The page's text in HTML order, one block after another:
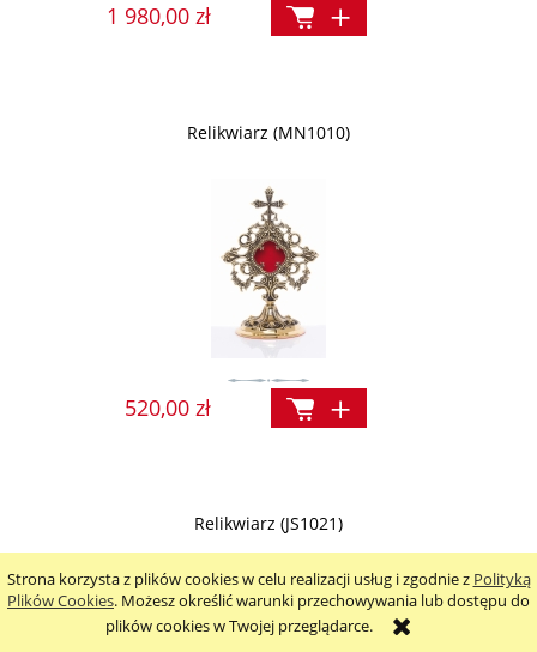
Strona korzysta z plików cookies w celu realizacji usług i zgodnie z Polityką
Plików Cookies. Możesz określić warunki przechowywania lub dostępu do
plików cookies w Twojej przeglądarce.
1 980,00 zł
Relikwiarz (MN1010)
520,00 zł
Relikwiarz (JS1021)